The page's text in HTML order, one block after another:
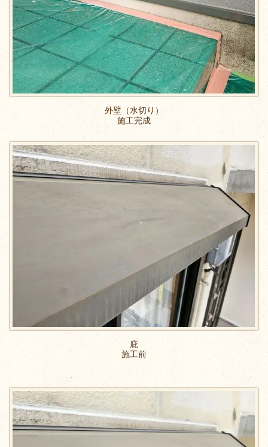
外壁（水切り）
施工完成
庇
施工前